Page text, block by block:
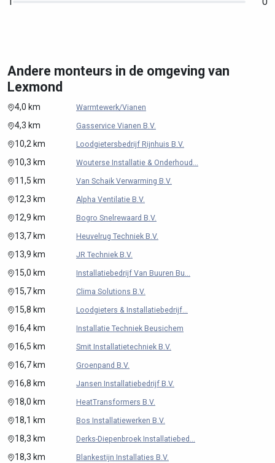
Andere monteurs in de omgeving van
Lexmond
4,0 km Warmtewerk/Vianen
4,3 km Gasservice Vianen B.V.
10,2 km Loodgietersbedrijf Rijnhuis B.V.
10,3 km Wouterse Installatie & Onderhoud...
11,5 km Van Schaik Verwarming B.V.
12,3 km Alpha Ventilatie B.V.
12,9 km Bogro Snelrewaard B.V.
13,7 km Heuvelrug Techniek B.V.
13,9 km JR Techniek B.V.
15,0 km Installatiebedrijf Van Buuren Bu...
15,7 km Clima Solutions B.V.
15,8 km Loodgieters & Installatiebedrijf...
16,4 km Installatie Techniek Beusichem
16,5 km Smit Installatietechniek B.V.
16,7 km Groenpand B.V.
16,8 km Jansen Installatiebedrijf B.V.
18,0 km HeatTransformers B.V.
18,1 km Bos Installatiewerken B.V.
18,3 km Derks-Diepenbroek Installatiebed...
18,3 km Blankestijn Installaties B.V.